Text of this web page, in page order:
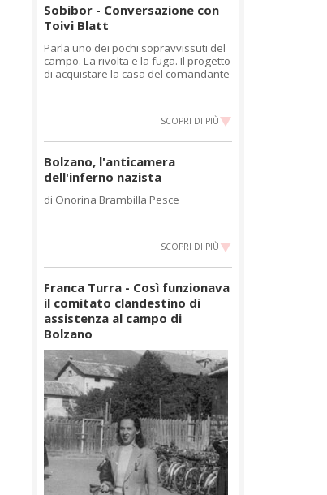
Sobibor - Conversazione con
Toivi Blatt
Parla uno dei pochi sopravvissuti del
campo. La rivolta e la fuga. Il progetto
di acquistare la casa del comandante
SCOPRI DI PIÙ
Bolzano, l'anticamera
dell'inferno nazista
di Onorina Brambilla Pesce
SCOPRI DI PIÙ
Franca Turra - Così funzionava
il comitato clandestino di
assistenza al campo di
Bolzano